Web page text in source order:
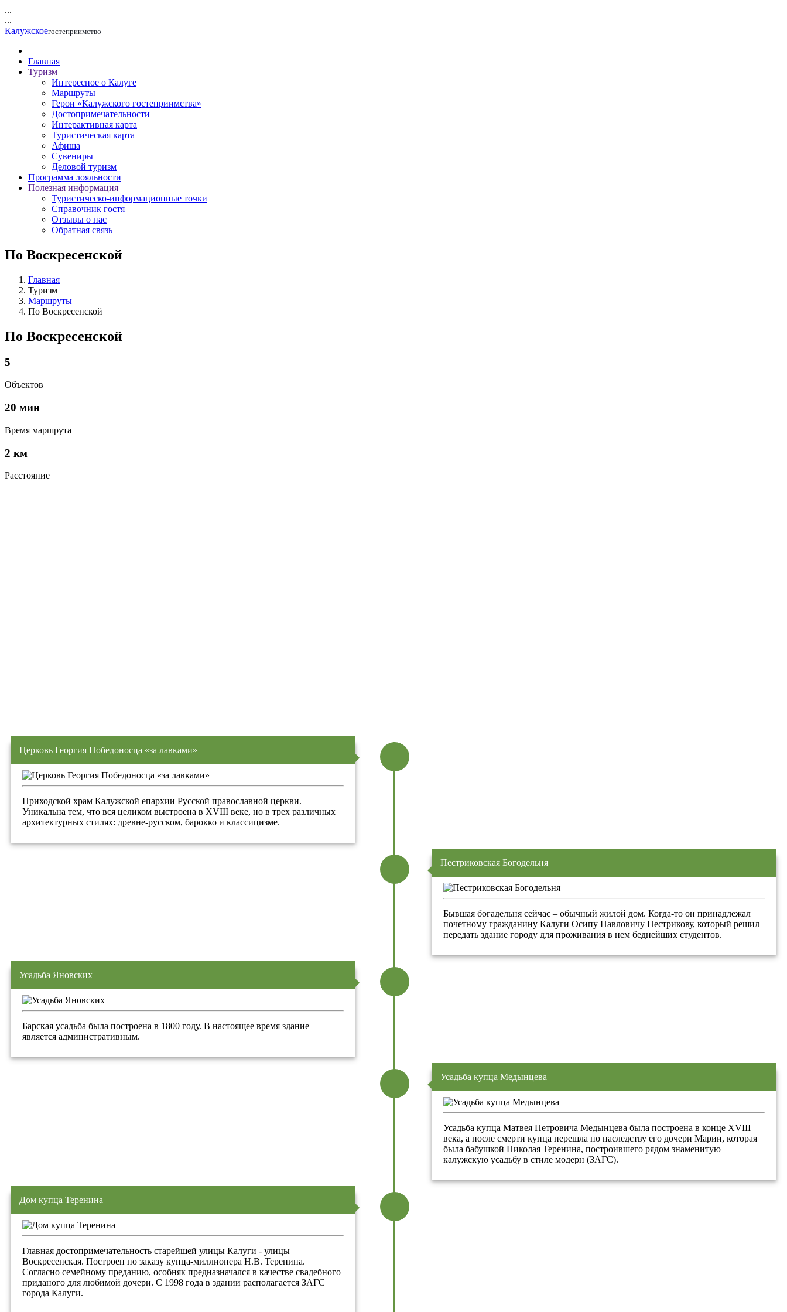
...
...
Калужскоегостеприимство
Главная
Туризм
Интересное о Калуге
Маршруты
Герои «Калужского гостеприимства»
Достопримечательности
Интерактивная карта
Туристическая карта
Афиша
Сувениры
Деловой туризм
Программа лояльности
Полезная информация
Туристическо-информационные точки
Справочник гостя
Отзывы о нас
Обратная связь
По Воскресенской
Главная
Туризм
Маршруты
По Воскресенской
По Воскресенской
5
Объектов
20 мин
Время маршрута
2 км
Расстояние
Церковь Георгия Победоносца «за лавками»
Приходской храм Калужской епархии Русской православной церкви.
Уникальна тем, что вся целиком выстроена в XVIII веке, но в трех различных
архитектурных стилях: древне-русском, барокко и классицизме.
Пестриковская Богодельня
Бывшая богадельня сейчас – обычный жилой дом. Когда-то он принадлежал
почетному гражданину Калуги Осипу Павловичу Пестрикову, который решил
передать здание городу для проживания в нем беднейших студентов.
Усадьба Яновских
Барская усадьба была построена в 1800 году. В настоящее время здание
является административным.
Усадьба купца Медынцева
Усадьба купца Матвея Петровича Медынцева была построена в конце XVIII
века, а после смерти купца перешла по наследству его дочери Марии, которая
была бабушкой Николая Теренина, построившего рядом знаменитую
калужскую усадьбу в стиле модерн (ЗАГС).
Дом купца Теренина
Главная достопримечательность старейшей улицы Калуги - улицы
Воскресенская. Построен по заказу купца-миллионера Н.В. Теренина.
Согласно семейному преданию, особняк предназначался в качестве свадебного
приданого для любимой дочери. С 1998 года в здании располагается ЗАГС
города Калуги.